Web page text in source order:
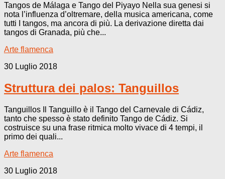
Tangos de Málaga e Tango del Piyayo Nella sua genesi si
nota l’influenza d’oltremare, della musica americana, come
tutti I tangos, ma ancora di più. La derivazione diretta dai
tangos di Granada, più che...
Arte flamenca
30 Luglio 2018
Struttura dei palos: Tanguillos
Tanguillos Il Tanguillo è il Tango del Carnevale di Cádiz,
tanto che spesso è stato definito Tango de Cádiz. Si
costruisce su una frase ritmica molto vivace di 4 tempi, il
primo dei quali...
Arte flamenca
30 Luglio 2018